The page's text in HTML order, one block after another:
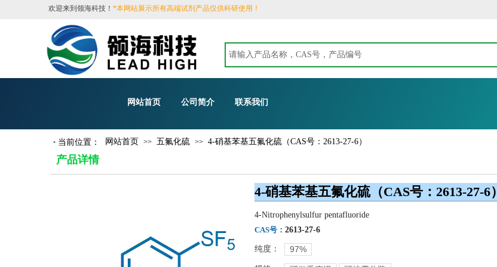
​欢迎来到领海科技！ *本网站展示所有高端试剂产品仅供科研使用！
网站首页 公司简介 联系我们
• 当前位置： 网站首页 >> 五氟化硫 >> 4-硝基苯基五氟化硫（CAS号：2613-27-6）
4-硝基苯基五氟化硫（CAS号：2613-27-6）
4-Nitrophenylsulfur pentafluoride
CAS号： 2613-27-6
纯度： 97%
产品详情